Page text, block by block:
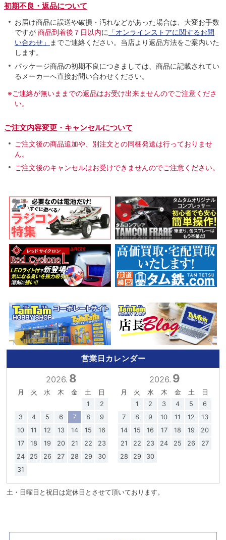
初期不良・返品について
お届け商品に誤送や破損・汚れなどがあった場合は、大変お手数
ですが 商品到着後７日以内に 「オンラインストアに関するお問
い合わせ」
までご連絡ください。当店より返品方法をご案内いた
します。
パッケージ商品の初期不良につきましては、商品に記載されてい
るメーカーへ直接お問い合わせください。
※ご連絡が無いままでの返品はお受け出来ませんのでご注意くださ
い。
ご注文内容変更・キャンセルについて
ご注文後の商品追加や、別注文との同梱発送は行っておりませ
ん。
ご注文後のキャンセルはお受けできませんのでご注意ください。
営業日カレンダー
2026. 8
月 火 水 木 金 土
日
1
2
3
4 5 6 7 8
9
10
11 12 13 14 15
16
17
18 19 20 21 22
23
24
25 26 27 28 29
30
31
2026. 9
月 火 水 木 金 土
日
1
2 3 4 5
6
7
8 9 10 11 12
13
14
15 16 17 18 19
20
21
22 23 24 25 26
27
28
29 30
土・日曜日と祝日は定休日とさせて頂いております。